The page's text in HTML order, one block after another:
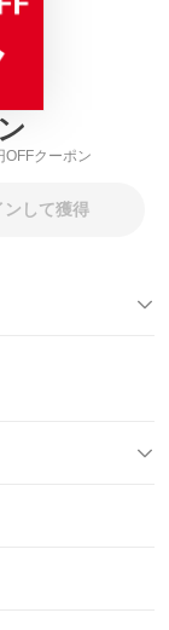
OFFクーポン
ンして獲得